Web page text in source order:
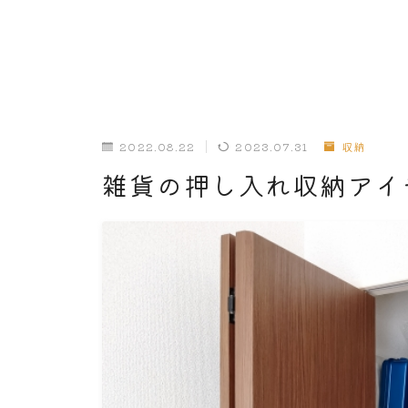
2022.08.22 2023.07.31 収納
雑貨の押し入れ収納ア